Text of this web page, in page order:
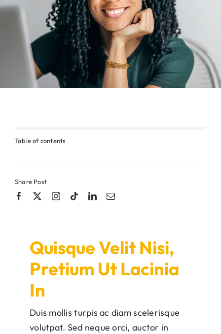
Table of contents
Share Post
Quisque Velit Nisi,
Pretium Ut Lacinia
In
Duis mollis turpis ac diam scelerisque
volutpat. Sed neque orci, auctor in